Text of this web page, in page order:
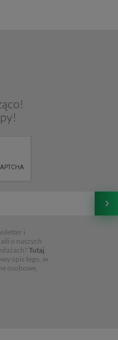
i
o naszych
Tutaj,
opis tego, w
osobowe,